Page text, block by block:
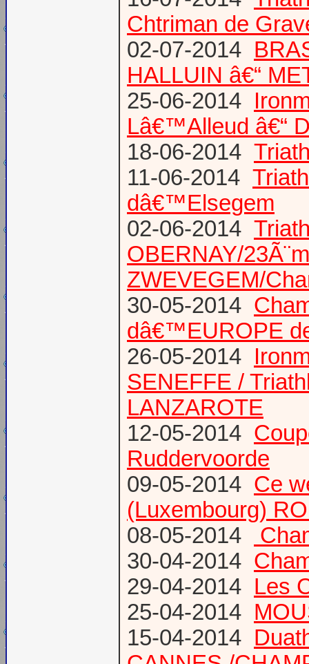
Chtriman de
02-07-2014
HALLUIN â€“
25-06-2014
Lâ€™Alleud â€“
18-06-2014
11-06-2014
dâ€™Elsegem
02-06-2014
OBERNAY/
ZWEVEGEM/
30-05-2014
dâ€™EUROPE
26-05-2014
SENEFFE /
LANZAROTE
12-05-2014
Ruddervoorde
09-05-2014 Ce
(Luxembourg)
08-05-2014
30-04-2014
29-04-2014 Les
25-04-2014
15-04-2014